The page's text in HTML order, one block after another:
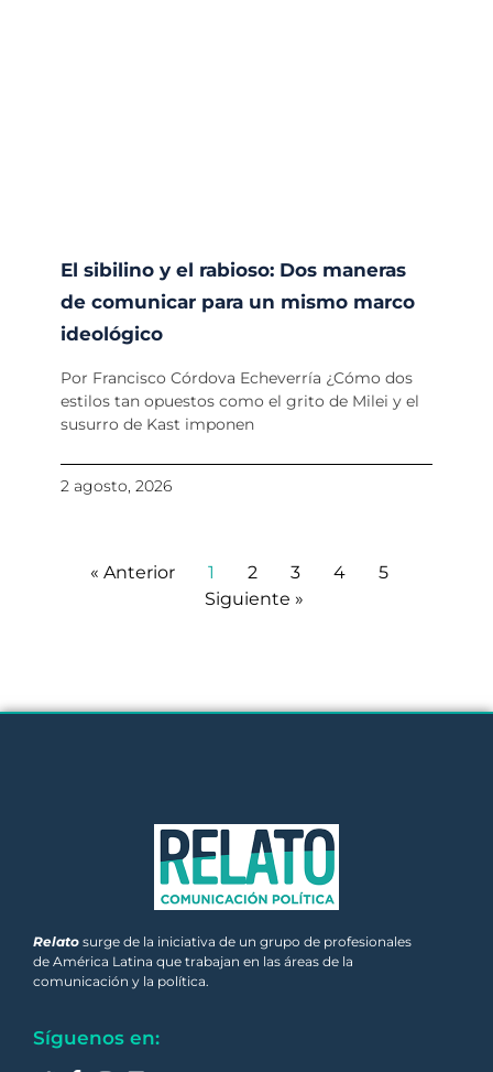
El sibilino y el rabioso: Dos maneras
de comunicar para un mismo marco
ideológico
Por Francisco Córdova Echeverría ¿Cómo dos
estilos tan opuestos como el grito de Milei y el
susurro de Kast imponen
2 agosto, 2026
« Anterior 1 2 3 4
5
Siguiente »
Relato surge de la iniciativa de un grupo de profesionales
de América Latina que trabajan en las áreas de la
comunicación y la política.
Síguenos en: